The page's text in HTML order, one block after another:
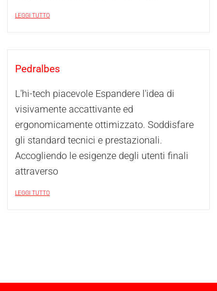
LEGGI TUTTO
Pedralbes
L'hi-tech piacevole Espandere l'idea di
visivamente accattivante ed
ergonomicamente ottimizzato. Soddisfare
gli standard tecnici e prestazionali.
Accogliendo le esigenze degli utenti finali
attraverso
LEGGI TUTTO